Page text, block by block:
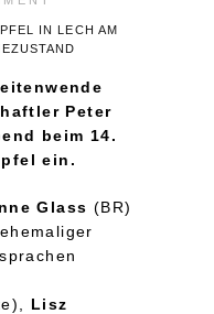
IN LECH AM
Peter
beim 14.
ein.
Glass (BR)
Lisz